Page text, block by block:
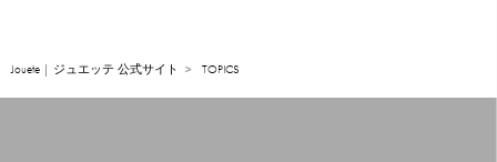
Jouete | ジュエッテ 公式サイト TOPICS